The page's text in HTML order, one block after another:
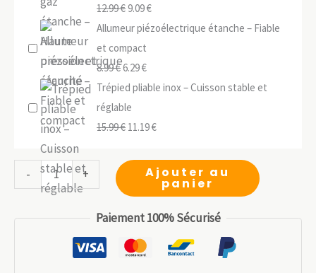
12.99€Le
prix
initial
était :
12.99 €.
9.09€Le
prix
9.09 €.
Allumeur piézoélectrique étanche – Fiable
et compact
8.99€Le
prix
initial
était :
6.29€Le
prix
est :
Trépied pliable inox – Cuisson stable et
réglable
15.99€ Le
initial
11.19€Le
actuel
est :
-
quantité
de
+ Ajouter au
panier
Paiement 100% Sécurisé